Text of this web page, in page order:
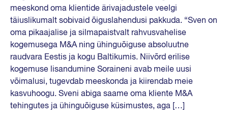
meeskond oma klientide ärivajadustele veelgi
täiuslikumalt sobivaid õiguslahendusi pakkuda. “Sven on
oma pikaajalise ja silmapaistvalt rahvusvahelise
kogemusega M&A ning ühinguõiguse absoluutne
raudvara Eestis ja kogu Baltikumis. Niivõrd erilise
kogemuse lisandumine Soraineni avab meile uusi
võimalusi, tugevdab meeskonda ja kiirendab meie
kasvuhoogu. Sveni abiga saame oma kliente M&A
tehingutes ja ühinguõiguse küsimustes, aga […]